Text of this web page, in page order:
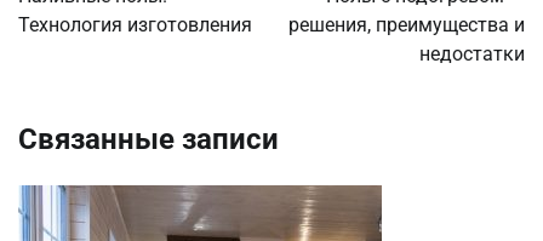
записям
Технология изготовления
решения, преимущества и
недостатки
Связанные записи